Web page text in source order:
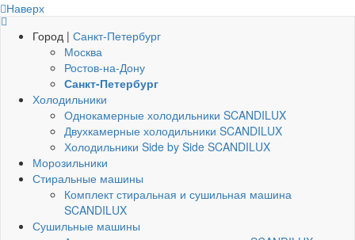
Наверх
Город | Санкт-Петербург
Москва
Ростов-на-Дону
Санкт-Петербург
Холодильники
Однокамерные холодильники SCANDILUX
Двухкамерные холодильники SCANDILUX
Холодильники Side by Side SCANDILUX
Морозильники
Стиральные машины
Комплект стиральная и сушильная машина
SCANDILUX
Сушильные машины